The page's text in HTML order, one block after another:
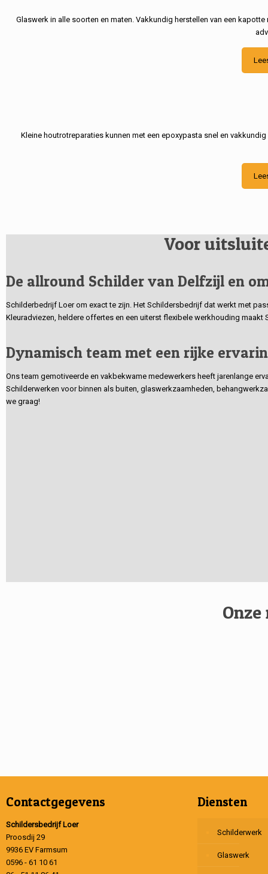
Glaswerk in alle soorten en maten. Vakkundig herstellen van een
Kleine houtrotreparaties kunnen met een epoxypasta snel en
Voor
De allround Schilder van Delfzijl en
Schilderbedrijf Loer om exact te zijn. Het Schildersbedrijf dat werkt met
Kleuradviezen, heldere offertes en een uiterst flexibele werkhouding
Dynamisch team met een rijke
Ons team gemotiveerde en vakbekwame medewerkers heeft jarenlange
Schilderwerken voor binnen als buiten, glaswerkzaamheden,
we graag!
Contactgegevens
Schildersbedrijf Loer
Proosdij 29
9936 EV Farmsum
0596 - 61 10 61
Diensten
Schilderwerk
Glaswerk